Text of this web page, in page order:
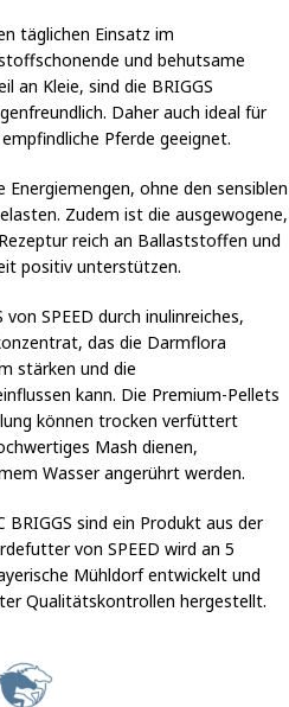
täglichen Einsatz im
und behutsame
an Kleie, sind die BRIGGS
Daher auch ideal für
Pferde geeignet.
ohne den sensiblen
Zudem ist die ausgewogene,
reich an Ballaststoffen und
positiv unterstützen.
SPEED durch inulinreiches,
das die Darmflora
stärken und die
kann. Die Premium-Pellets
können trocken verfüttert
Mash dienen,
Wasser angerührt werden.
BRIGGS sind ein Produkt aus der
von SPEED wird an 5
Mühldorf entwickelt und
Qualitätskontrollen hergestellt.